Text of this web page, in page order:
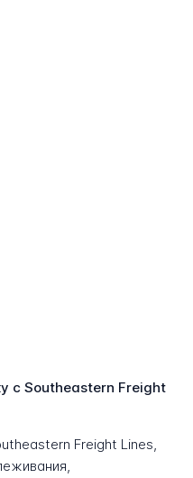
с Southeastern Freight
Freight Lines,